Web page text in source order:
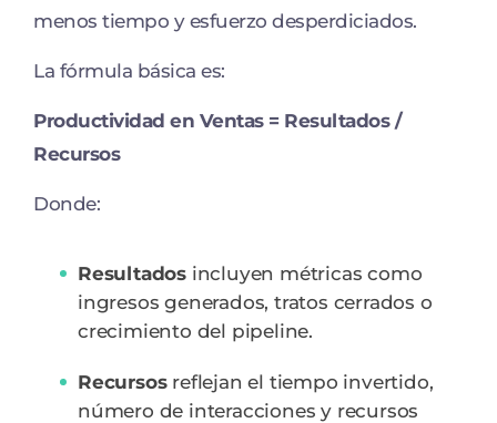
menos tiempo y esfuerzo desperdiciados.
La fórmula básica es:
Productividad en Ventas = Resultados /
Recursos
Donde:
Resultados incluyen métricas como
ingresos generados, tratos cerrados o
crecimiento del pipeline.
Recursosreflejan el tiempo invertido,
número de interacciones y recursos